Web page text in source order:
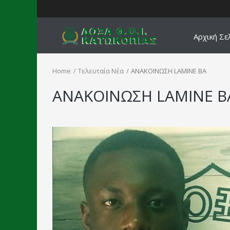
Αρχική
Home Τελευταία Νέα ΑΝΑΚΟΙΝΩΣΗ LAMINE BA
ΑΝΑΚΟΙΝΩΣΗ LAMINE